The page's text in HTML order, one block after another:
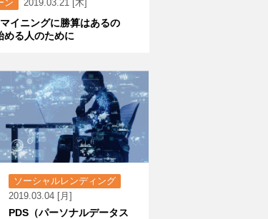
ン 2019.03.21 [木]
イニングに勝算はあるの
める人のために
ソーシャルレンディング
2019.03.04 [月]
PDS（パーソナルデータス